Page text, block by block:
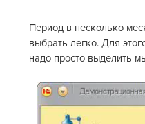
Период в несколько
выбрать легко. Для
надо просто выделить